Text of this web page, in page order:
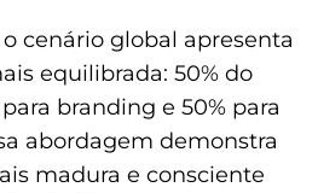
cenário global apresenta
equilibrada: 50% do
branding e 50% para
abordagem demonstra
madura e consciente